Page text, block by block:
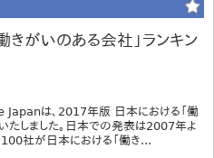
がいのある会社」ランキン
は、2017年版 日本における「働
たしました。日本での発表は2007年よ
社が日本における「働き...